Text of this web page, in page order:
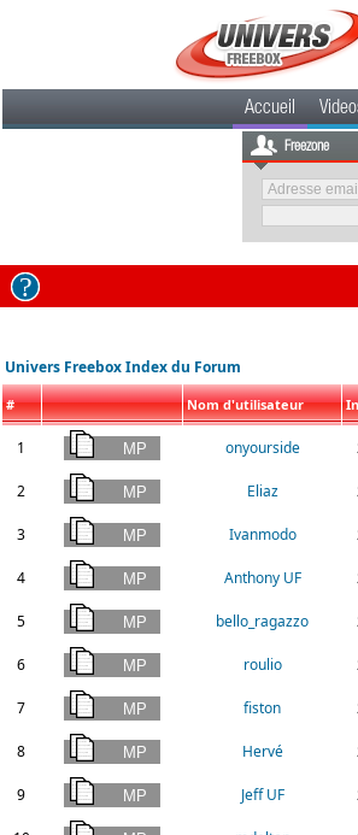
Accueil
Freezone
Univers Freebox Index du Forum
# Nom d'utilisateur
1 onyourside
2 Eliaz
3 Ivanmodo
4 Anthony UF
5 bello_ragazzo
6 roulio
7 fiston
8 Hervé
9 Jeff UF